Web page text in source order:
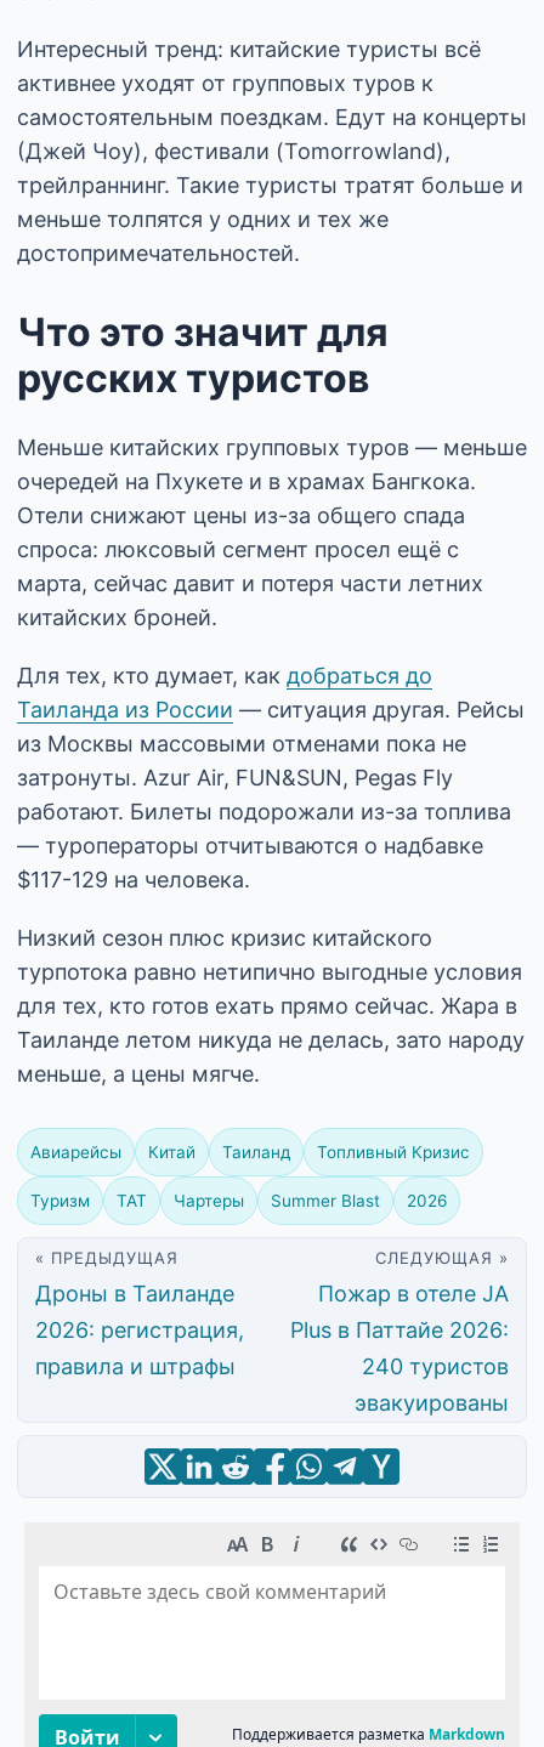
Интересный тренд: китайские туристы всё
активнее уходят от групповых туров к
самостоятельным поездкам. Едут на концерты
(Джей Чоу), фестивали (Tomorrowland),
трейлраннинг. Такие туристы тратят больше и
меньше толпятся у одних и тех же
достопримечательностей.
Что это значит для
русских туристов
Меньше китайских групповых туров — меньше
очередей на Пхукете и в храмах Бангкока.
Отели снижают цены из-за общего спада
спроса: люксовый сегмент просел ещё с
марта, сейчас давит и потеря части летних
китайских броней.
Для тех, кто думает, как добраться до
Таиланда из России — ситуация другая. Рейсы
из Москвы массовыми отменами пока не
затронуты. Azur Air, FUN&SUN, Pegas Fly
работают. Билеты подорожали из-за топлива
— туроператоры отчитываются о надбавке
$117-129 на человека.
Низкий сезон плюс кризис китайского
турпотока равно нетипично выгодные условия
для тех, кто готов ехать прямо сейчас. Жара в
Таиланде летом никуда не делась, зато народу
меньше, а цены мягче.
Авиарейсы Китай Таиланд Топливный Кризис
Туризм TAT Чартеры Summer Blast 2026
« ПРЕДЫДУЩАЯ
Дроны в Таиланде
2026: регистрация,
правила и штрафы
СЛЕДУЮЩАЯ »
Пожар в отеле JA
Plus в Паттайе 2026:
240 туристов
эвакуированы